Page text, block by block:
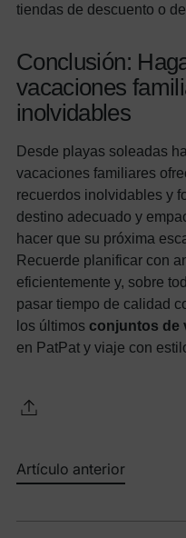
tiendas de descuento o
Conclusión:
vacaciones
inolvidables
Desde playas soleadas
vacaciones familiares
recuerdos inolvidables y
destino adecuado y
hacer que su próxima
Recuerde planificar con
eficientemente y, sobre
pasar tiempo de calidad
los últimos conjuntos de
en PatPat y viaje con
Artículo anterior